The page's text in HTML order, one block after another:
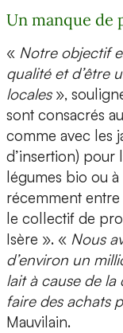
Un manque de
« Notre objectif
qualité et d’être
locales»,
sont consacrés
comme avec les
d’insertion) pour
légumes bio ou
récemment entre
le collectif de
Isère ». « Nous
d’environ un
lait à cause de
faire des achats
Mauvilain.